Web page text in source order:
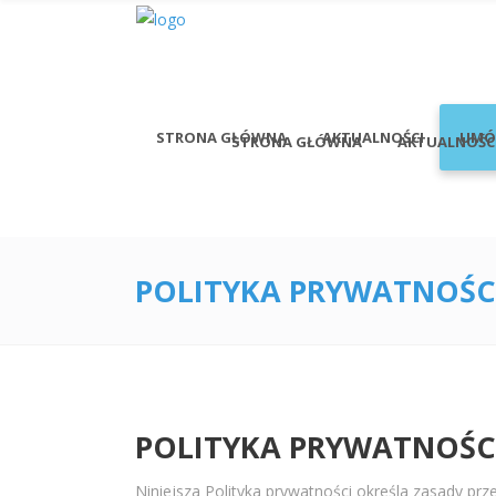
STRONA GŁÓWNA AKTUALNOŚCI
STRONA GŁÓWNA
POLITYKA
POLITYKA
Niniejsza Polityka prywatności określa zasady